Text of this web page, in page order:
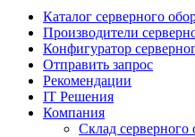
Каталог серверного
Производители
Конфигуратор
Отправить запрос
Рекомендации
IT Решения
Компания
Склад серверного